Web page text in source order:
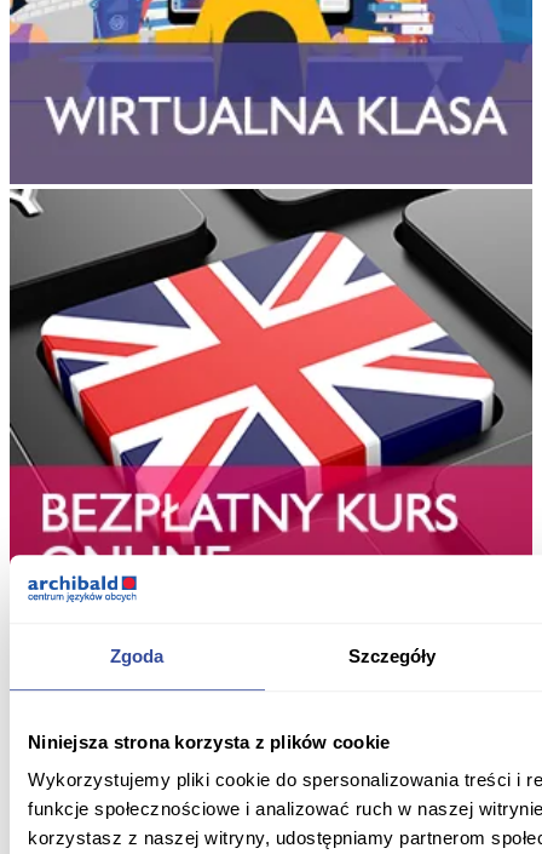
Zgoda Szczegóły
Niniejsza strona korzysta z plików cookie
Wykorzystujemy pliki cookie do spersonalizowania treści i
funkcje społecznościowe i analizować ruch w naszej
korzystasz z naszej witryny, udostępniamy partnerom